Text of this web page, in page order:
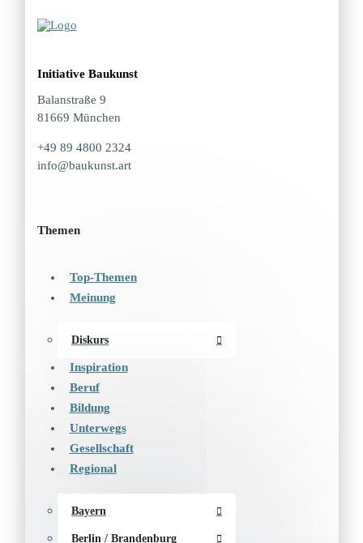
Initiative Baukunst
Balanstraße 9
81669 München
+49 89 4800 2324
info@baukunst.art
Themen
Top-Themen
Meinung
Diskurs
Inspiration
Beruf
Bildung
Unterwegs
Gesellschaft
Regional
Bayern
Berlin / Brandenburg